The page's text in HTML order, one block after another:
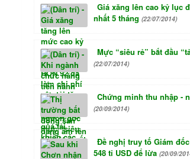
Giá xăng lên cao kỷ lục
nhất 5 tháng (22/07/2014)
Mực “siêu rẻ” bắt đầu
(22/07/2014)
Chứng minh thu nhập -
(20/09/2014)
Đề nghị truy tố Giám
548 tỉ USD để lừa (20/09/